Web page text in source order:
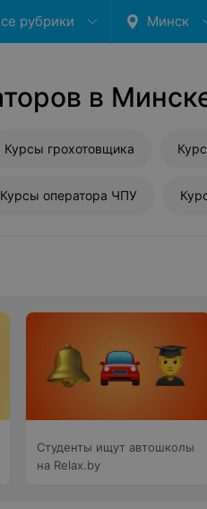
рубрики Минск
в
Курсы грохотовщика
Курсы оператора ЧПУ
Студенты ищут автошколы
на Relax.by